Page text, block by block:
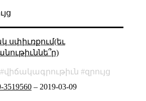
սփիւռքում(եւ
վիճակագրութիւն
զրույց
3519560– 2019-03-09